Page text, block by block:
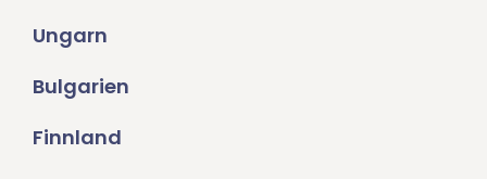
Ungarn
Bulgarien
Finnland